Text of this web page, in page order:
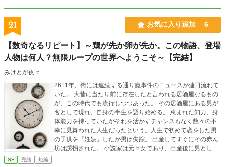
21 お気に入り追加 6
【数奇なるリピート】～鶏が先か卵が先か。この物語、登場
人物は何人？無限ループの世界へようこそ～【完結】
みけとが夜々
2611年、街には連続する通り魔事件のニュースが連日流れて
いた。 大昔に当たり前に存在したと言われる居酒屋なるもの
が、この時代でも流行しつつあった。 その居酒屋にある男が
客として現れ、自身の半生を語り始める。 恵まれた知力、身
体能力を持っていたがそれを活かすチャンスもなく数々の不
幸に見舞われた人生だったという。人生で初めて恋をした男
の子供を『妊娠』したが男は失踪。 出産してすぐにその赤ん
坊は誘拐された。 小説家は元々女であり、出産後に男として
SF 完結 短編